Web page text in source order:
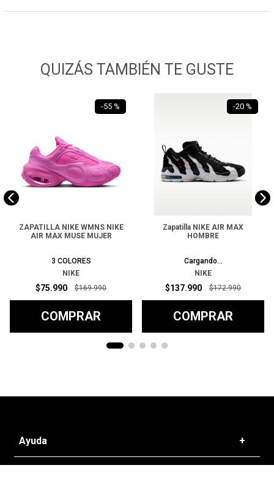
QUIZÁS TAMBIÉN TE GUSTE
-55 %
ZAPATILLA NIKE WMNS NIKE
AIR MAX MUSE MUJER
3 COLORES
NIKE
$75.990 $169.990
COMPRAR
-20 %
Zapatilla NIKE AIR MAX
HOMBRE
Cargando...
NIKE
$137.990 $172.990
COMPRAR
Ayuda +
Preguntas frecuentes